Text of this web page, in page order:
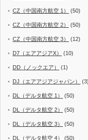
CZ（中国南方航空 1） (50)
CZ（中国南方航空 2） (50)
CZ（中国南方航空 3） (12)
D7（エアアジアX） (10)
DD（ノックエア） (1)
DJ（エアアジアジャパン） (3)
DL（デルタ航空 1） (50)
DL（デルタ航空 2） (50)
DL（デルタ航空 3） (50)
DL（デルタ航空 4） (50)